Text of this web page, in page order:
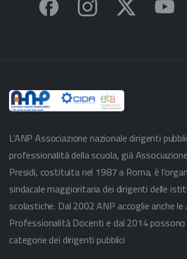
L’ANP Associazione nazionale dirigenti
professionalità della scuola, già
Presidi, costituita nel 1987 a Roma, è
sindacale maggioritaria dei dirigenti delle
scolastiche. Dal 2002 ANP accoglie anche le
Professionalità Docenti e dal 2014
categorie dei dirigenti pubblici